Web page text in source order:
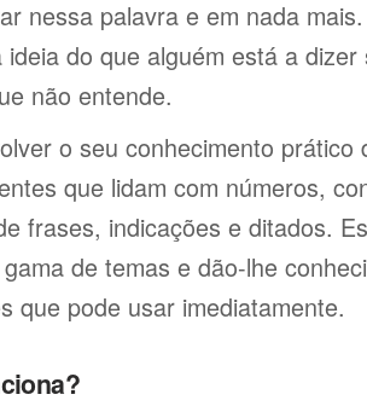
nessa palavra e em nada
ideia do que alguém está a
não entende.
o seu conhecimento prático
que lidam com números,
frases, indicações e ditados.
de temas e dão-lhe
que pode usar imediatamente.